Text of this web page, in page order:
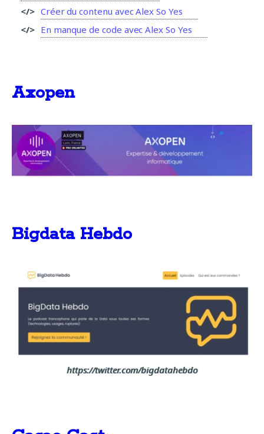
Créer du contenu avec Alex So Yes
En manque de code avec Alex So Yes
Axopen
Bigdata Hebdo
https://twitter.com/bigdatahebdo